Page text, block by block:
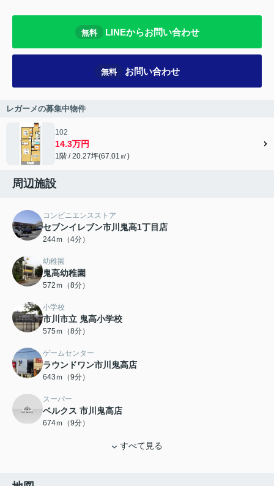
無料 LINEからお問い合わせ
無料 お問い合わせ
レガーメの募集中物件
102
14.3万円
1階 / 20.27坪(67.01㎡)
周辺施設
コンビニエンスストア
セブンイレブン市川鬼高1丁目店
244ｍ（4分）
幼稚園
鬼高幼稚園
572ｍ（8分）
小学校
市川市立 鬼高小学校
575ｍ（8分）
ゲームセンター
ラウンドワン市川鬼高店
643ｍ（9分）
スーパー
ベルクス 市川鬼高店
674ｍ（9分）
すべて見る